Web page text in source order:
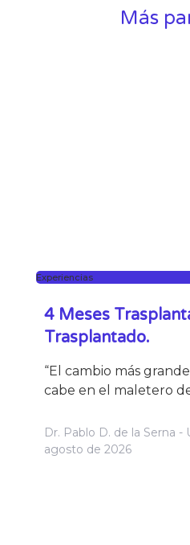
Más
Experiencias
4 Meses
Trasplantado.
“El cambio más
cabe en el maletero
Dr. Pablo D. de la Serna -
agosto de 2026